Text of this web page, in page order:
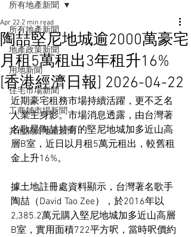
所有地產新聞
地產政策新聞
用地新聞
住宅市場新聞
工商舖市場新聞
其他關於地產新聞
所有地產新聞
陶喆堅尼地城逾2000萬豪宅
月租5萬租出3年租升16%
[香港經濟日報] 2026-04-22
Apr 22 2 min read
近期豪宅租務市場持續活躍，更不乏名
人業主身影。市場消息透露，由台灣著
名歌星陶喆持有的堅尼地城加多近山高
層B室，近日以月租5萬元租出，較舊租
金上升16%。
據土地註冊處資料顯示，台灣著名歌手
陶喆（David Tao Zee），於2016年以
2,385.2萬元購入堅尼地城加多近山高層
B室，實用面積722平方呎，當時呎價約